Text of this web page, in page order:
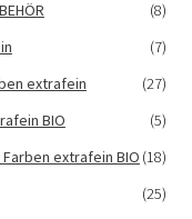
(8)
(7)
extrafein
(27)
BIO
(5)
extrafein BIO (18)
(25)